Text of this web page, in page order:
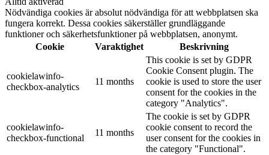
Nödvändiga cookies är absolut nödvändiga för att webbplatsen ska
fungera korrekt. Dessa cookies säkerställer grundläggande
funktioner och säkerhetsfunktioner på webbplatsen, anonymt.
Cookie
Varaktighet Beskrivning
cookielawinfo-
checkbox-analytics
11 months
This cookie is set by GDPR
Cookie Consent plugin. The
cookie is used to store the user
consent for the cookies in the
category "Analytics".
cookielawinfo-
checkbox-functional
11 months
The cookie is set by GDPR
cookie consent to record the
user consent for the cookies in
the category "Functional".